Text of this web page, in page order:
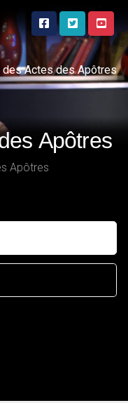
des Actes des Apôtres
Apôtres
Apôtres